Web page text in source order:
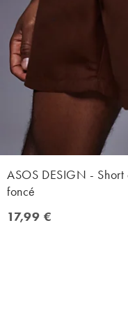
ASOS DESIGN -
foncé
17,99 €
17,99 €